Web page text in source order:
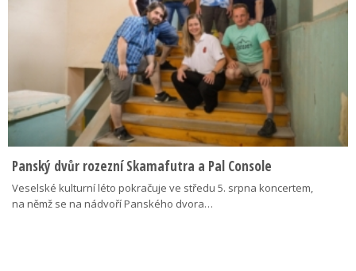
Panský dvůr rozezní Skamafutra a Pal Console
Veselské kulturní léto pokračuje ve středu 5. srpna koncertem,
na němž se na nádvoří Panského dvora…